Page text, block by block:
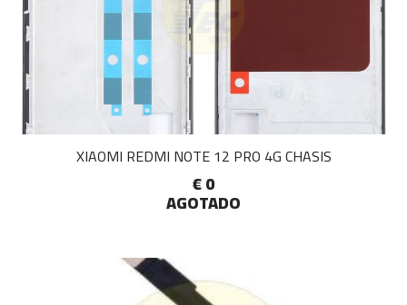
XIAOMI REDMI NOTE 12 PRO 4G CHASIS
€ 0
AGOTADO